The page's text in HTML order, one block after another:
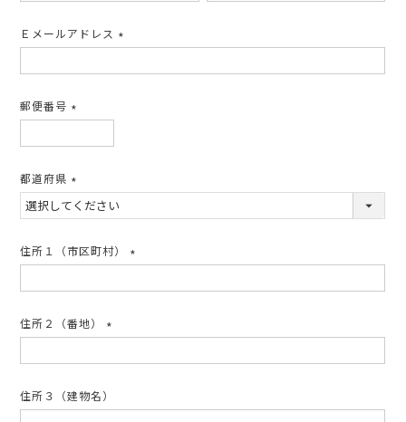
Ｅメールアドレス
須)
郵便番号
須)
都道府県
(必
須)
住所１（市区町村）
須)
住所２（番地）
須)
住所３（建物名）